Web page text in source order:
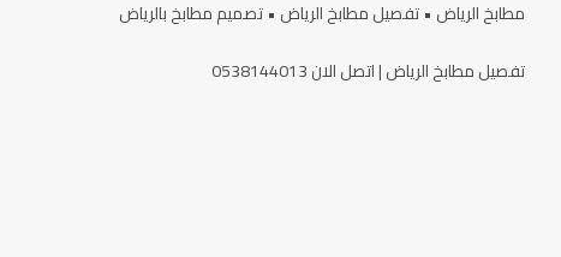
مطابخ الرياض • تفصيل مطابخ الرياض • تصميم مطابخ بالرياض
تفصيل مطابخ الرياض | اتصل الان 0538144013